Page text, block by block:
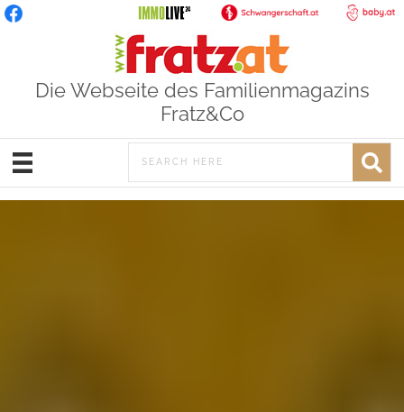
Die Webseite des Familienmagazins
Fratz&Co